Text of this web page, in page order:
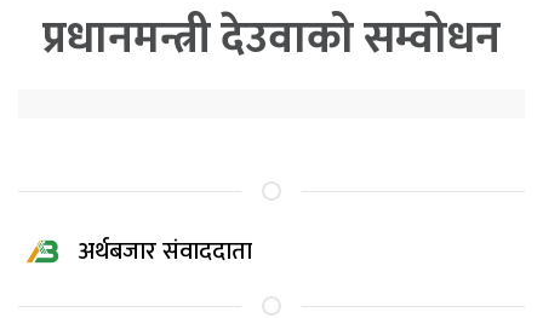
प्रधानमन्त्री देउवाको सम्वोधन
अर्थबजार संवाददाता